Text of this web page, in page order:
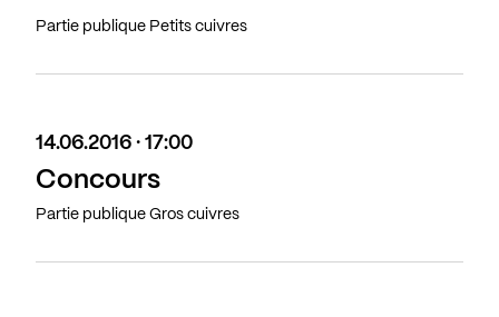
Partie publique Petits cuivres
14.06.2016 · 17:00
Concours
Partie publique Gros cuivres